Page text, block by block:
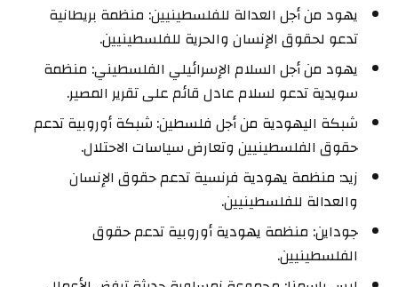
يهود من أجل العدالة للفلسطينيين: منظمة بريطانية
تدعو لحقوق الإنسان والحرية للفلسطينيين.
يهود من أجل السلام الإسرائيلي الفلسطيني: منظمة
سويدية تدعو لسلام عادل قائم على تقرير المصير.
شبكة اليهودية من أجل فلسطين: شبكة أوروبية تدعم
حقوق الفلسطينيين وتعارض سياسات الاحتلال.
زيد: منظمة يهودية فرنسية تدعم حقوق الإنسان
والعدالة للفلسطينيين.
جوداين: منظمة يهودية أوروبية تدعم حقوق
الفلسطينيين.